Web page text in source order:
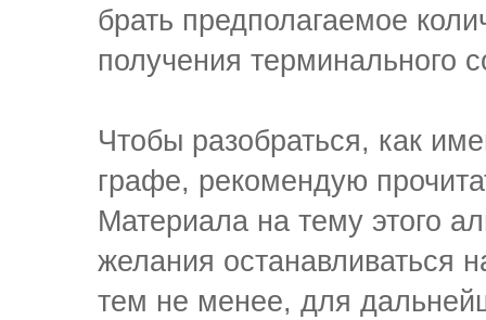
брать предполагаемое
получения терминального
Чтобы разобраться, как
графе, рекомендую
Материала на тему этого
желания останавливаться
тем не менее, для